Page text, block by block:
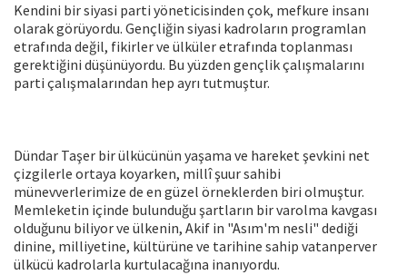
Kendini bir siyasi parti yöneticisinden çok, mefkure insanı
olarak görüyordu. Gençliğin siyasi kadroların programlan
etrafında değil, fikirler ve ülküler etrafında toplanması
gerektiğini düşünüyordu. Bu yüzden gençlik çalışmalarını
parti çalışmalarından hep ayrı tutmuştur.
Dündar Taşer bir ülkücünün yaşama ve hareket şevkini net
çizgilerle ortaya koyarken, millî şuur sahibi
münevverlerimize de en güzel örneklerden biri olmuştur.
Memleketin içinde bulunduğu şartların bir varolma kavgası
olduğunu biliyor ve ülkenin, Akif in "Asım'm nesli" dediği
dinine, milliyetine, kültürüne ve tarihine sahip vatanperver
ülkücü kadrolarla kurtulacağına inanıyordu.